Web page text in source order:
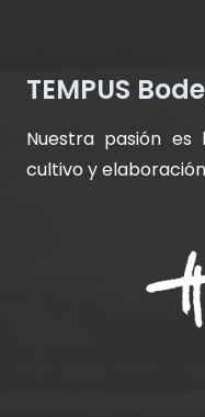
TEMPUS
Nuestra pasión
cultivo y